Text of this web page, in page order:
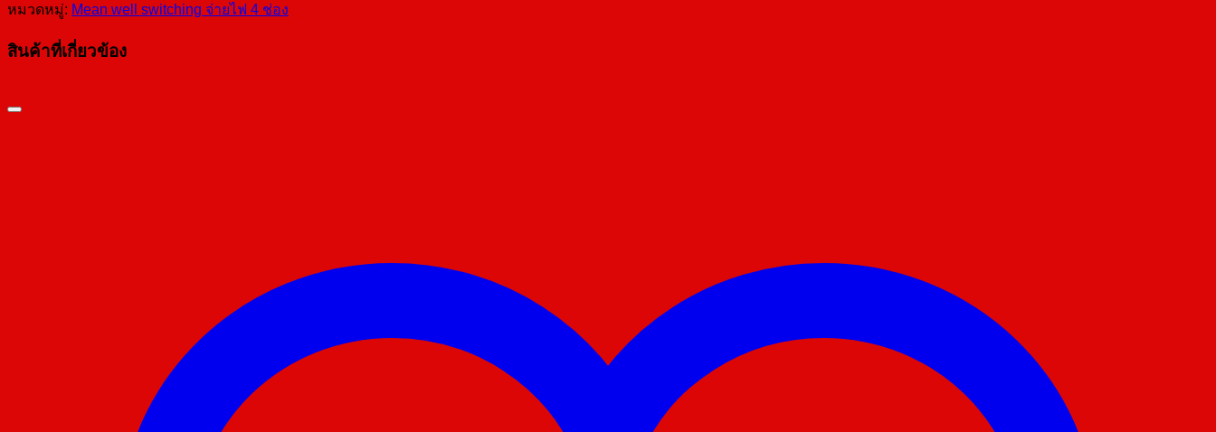
หมวดหมู่: Mean well switching จ่ายไฟ 4 ช่อง
สินค้าที่เกี่ยวข้อง